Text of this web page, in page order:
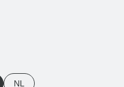
NL